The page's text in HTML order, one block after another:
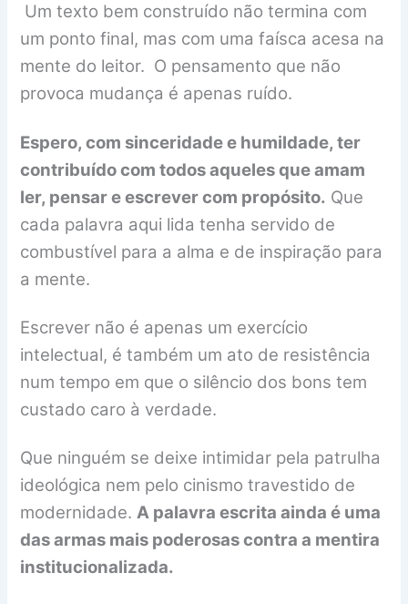
Um texto bem construído não termina com
um ponto final, mas com uma faísca acesa na
mente do leitor. O pensamento que não
provoca mudança é apenas ruído.
Espero, com sinceridade e humildade, ter
contribuído com todos aqueles que amam
ler, pensar e escrever com propósito. Que
cada palavra aqui lida tenha servido de
combustível para a alma e de inspiração para
a mente.
Escrever não é apenas um exercício
intelectual, é também um ato de resistência
num tempo em que o silêncio dos bons tem
custado caro à verdade.
Que ninguém se deixe intimidar pela patrulha
ideológica nem pelo cinismo travestido de
modernidade.A palavra escrita ainda é uma
das armas mais poderosas contra a mentira
institucionalizada.